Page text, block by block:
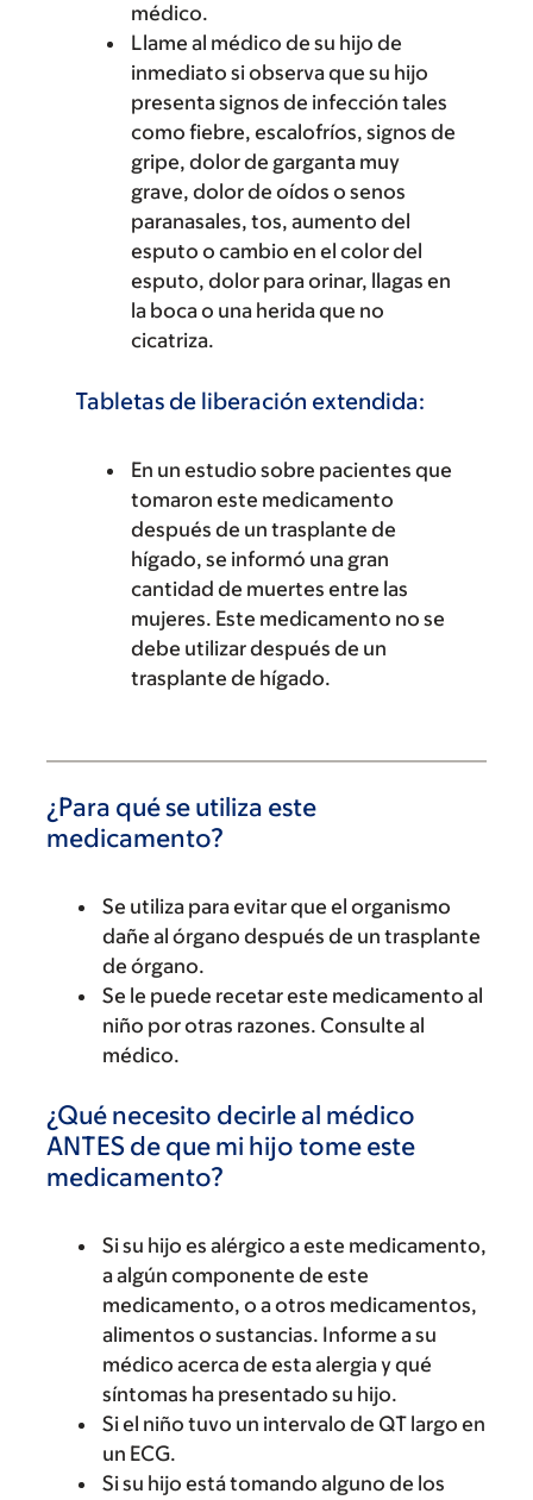
médico.
Llame al médico de su hijo de
inmediato si observa que su hijo
presenta signos de infección tales
como fiebre, escalofríos, signos de
gripe, dolor de garganta muy
grave, dolor de oídos o senos
paranasales, tos, aumento del
esputo o cambio en el color del
esputo, dolor para orinar, llagas en
la boca o una herida que no
cicatriza.
Tabletas de liberación extendida:
En un estudio sobre pacientes que
tomaron este medicamento
después de un trasplante de
hígado, se informó una gran
cantidad de muertes entre las
mujeres. Este medicamento no se
debe utilizar después de un
trasplante de hígado.
¿Para qué se utiliza este
medicamento?
Se utiliza para evitar que el organismo
dañe al órgano después de un trasplante
de órgano.
Se le puede recetar este medicamento al
niño por otras razones. Consulte al
médico.
¿Qué necesito decirle al médico
ANTES de que mi hijo tome este
medicamento?
Si su hijo es alérgico a este medicamento,
a algún componente de este
medicamento, o a otros medicamentos,
alimentos o sustancias. Informe a su
médico acerca de esta alergia y qué
síntomas ha presentado su hijo.
Si el niño tuvo un intervalo de QT largo en
un ECG.
Si su hijo está tomando alguno de los